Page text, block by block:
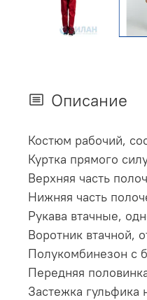
Описание
Костюм рабочий,
Куртка прямого
Верхняя часть
Нижняя часть
Рукава втачные,
Воротник втачной,
Полукомбинезон с
Передняя
Застежка гульфика